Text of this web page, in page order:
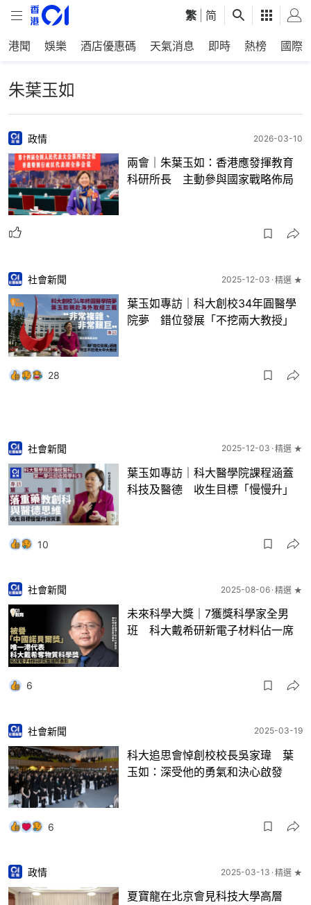
繁 简
港聞 娛樂 酒店優惠碼 天氣消息 即時 熱榜 國際
朱葉玉如
政情 2026-03-10
兩會｜朱葉玉如：香港應發揮教育
科研所長 主動參與國家戰略佈局
社會新聞 2025-12-03 精選 ★
葉玉如專訪｜科大創校34年圓醫學
院夢 錯位發展「不挖兩大教授」
28
社會新聞 2025-12-03 精選 ★
葉玉如專訪｜科大醫學院課程涵蓋
科技及醫德 收生目標「慢慢升」
10
社會新聞 2025-08-06 精選 ★
未來科學大獎｜7獲獎科學家全男
班 科大戴希研新電子材料佔一席
6
社會新聞 2025-03-19
科大追思會悼創校校長吳家瑋 葉
玉如：深受他的勇氣和決心啟發
6
政情 2025-03-13 精選 ★
夏寶龍在北京會見科技大學高層